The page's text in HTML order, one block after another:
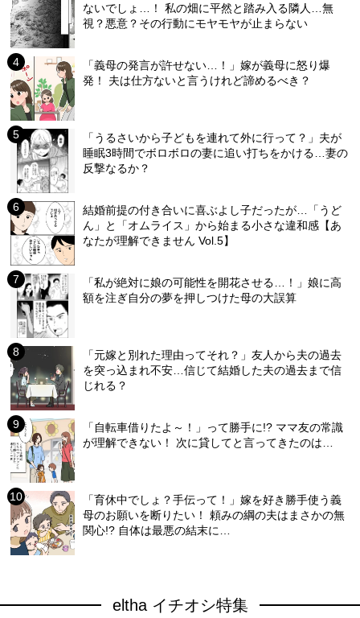
ないでしょ…！ 私の畑に平然と踏み入る隣人…無
視？悪意？その行動にモヤモヤが止まらない
「義母の発言が許せない…！」嫁が義母に怒り爆
発！ 夫は仕方ないと言うけれど諦めるべき？
「うるさいから子どもを連れて外に行って？」夫が
睡眠3時間でボロボロの妻に追い打ちをかける…妻の
反撃なるか？
結婚前提の付き合いに喜ぶよし子だったが…「うど
ん」と「オムライス」から始まる小さな違和感【あ
なたが理解できません Vol.5】
「私が絶対に娘の可能性を開花させる…！」娘に高
額を注ぎ自分の夢を押しつけた母の大誤算
「元嫁と別れた理由ってそれ？」友人から夫の過去
を突っ込まれ不安…信じて結婚した夫の過去まで信
じれる？
「自転車借りたよ～！」って勝手に!? ママ友の常識
が理解できない！ 次に貸してと言ってきたのは…
「育休中でしょ？手伝って！」嫁を好き勝手使う義
母のお願いを断りたい！ 頼みの綱の夫はまさかの無
関心!? 自体は最悪の結末に…
eltha イチオシ特集